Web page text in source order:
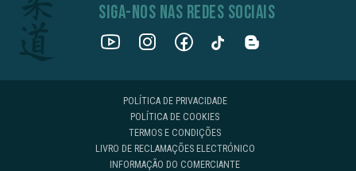
SIGA-NOS NAS REDES SOCIAIS
POLÍTICA DE PRIVACIDADE
POLÍTICA DE COOKIES
TERMOS E CONDIÇÕES
LIVRO DE RECLAMAÇÕES ELECTRÓNICO
INFORMAÇÃO DO COMERCIANTE